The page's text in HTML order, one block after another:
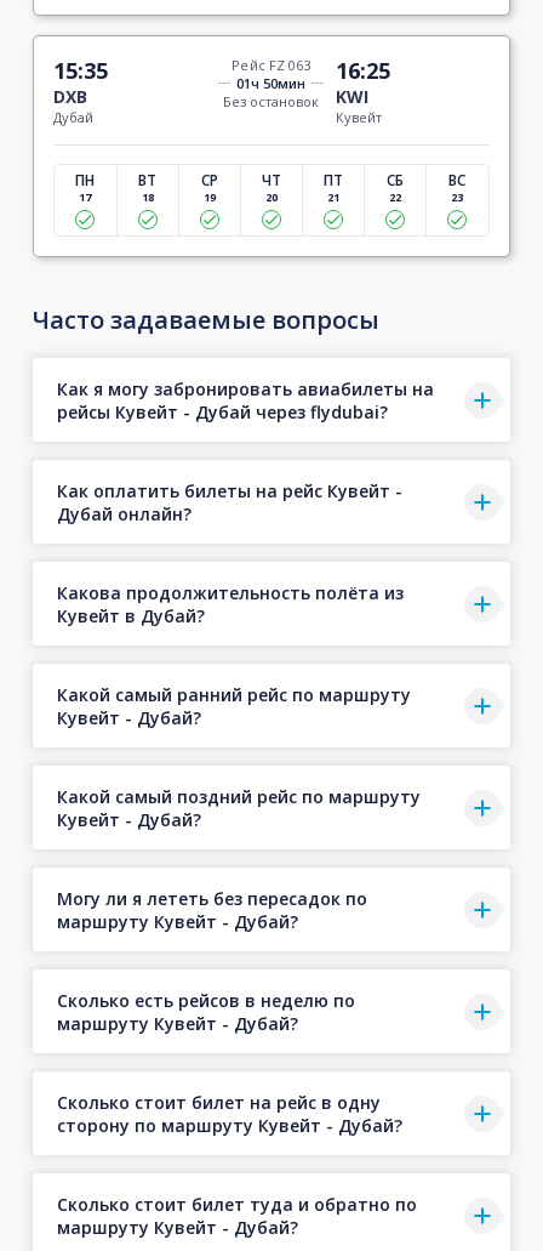
15:35
DXB
Дубай
Рейс FZ 063
01ч 50мин
Без остановок
16:25
KWI
Кувейт
ПН
17
ВТ
18
СР
19
ЧТ
20
ПТ
21
СБ
22
ВС
23
Часто задаваемые вопросы
Как я могу забронировать авиабилеты на
рейсы Кувейт - Дубай через flydubai?
Как оплатить билеты на рейс Кувейт -
Дубай онлайн?
Какова продолжительность полёта из
Кувейт в Дубай?
Какой самый ранний рейс по маршруту
Кувейт - Дубай?
Какой самый поздний рейс по маршруту
Кувейт - Дубай?
Могу ли я лететь без пересадок по
маршруту Кувейт - Дубай?
Сколько есть рейсов в неделю по
маршруту Кувейт - Дубай?
Сколько стоит билет на рейс в одну
сторону по маршруту Кувейт - Дубай?
Сколько стоит билет туда и обратно по
маршруту Кувейт - Дубай?